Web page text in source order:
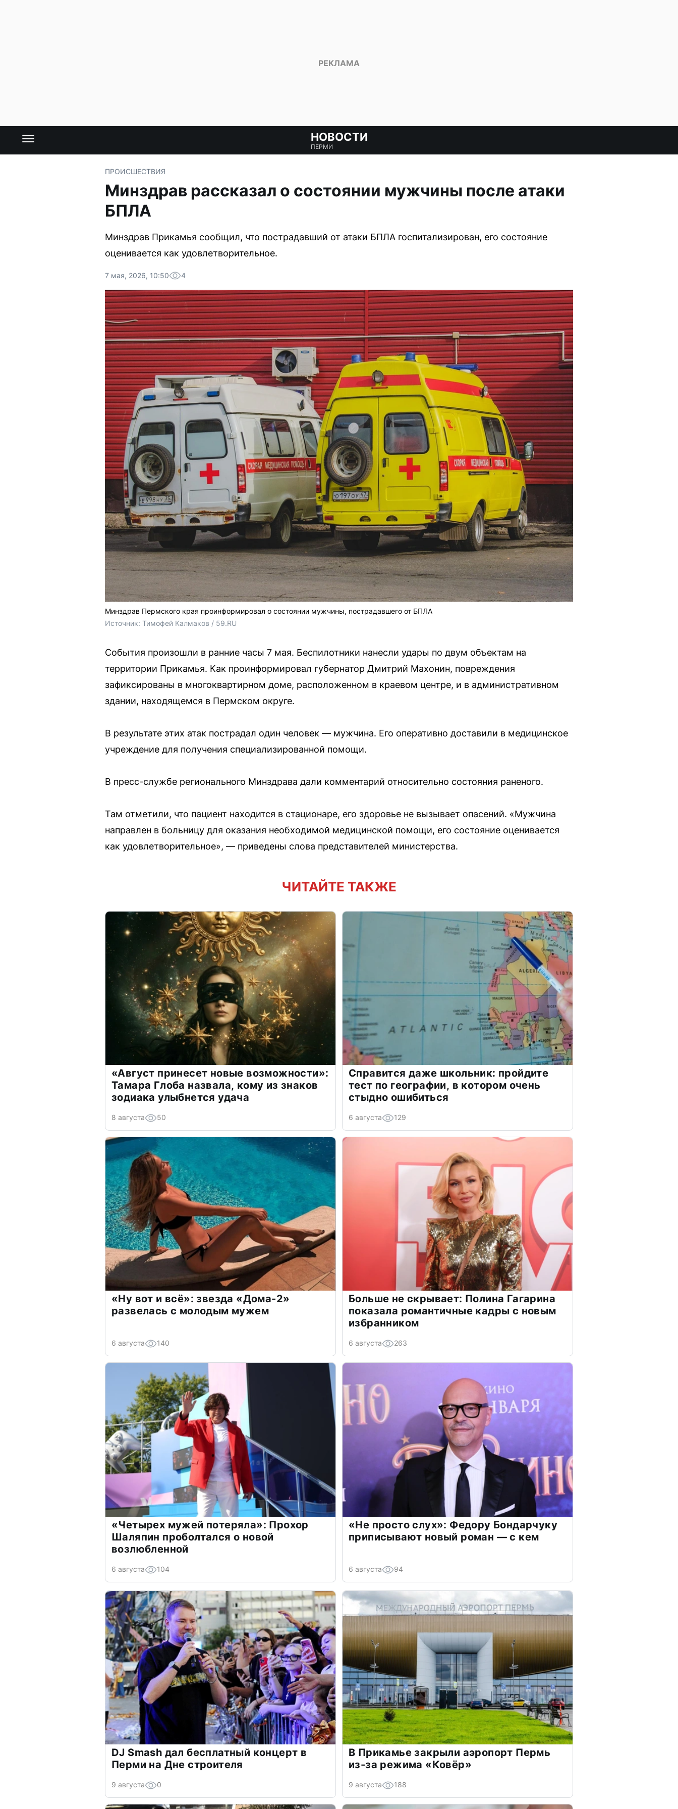
НОВОСТИ
ПЕРМИ
ПРОИСШЕСТВИЯ
Минздрав рассказал о состоянии мужчины после атаки
БПЛА
Минздрав Прикамья сообщил, что пострадавший от атаки БПЛА госпитализирован, его состояние
оценивается как удовлетворительное.
7 мая, 2026, 10:50 4
Минздрав Пермского края проинформировал о состоянии мужчины, пострадавшего от БПЛА
Источник: Тимофей Калмаков / 59.RU
События произошли в ранние часы 7 мая. Беспилотники нанесли удары по двум объектам на
территории Прикамья. Как проинформировал губернатор Дмитрий Махонин, повреждения
зафиксированы в многоквартирном доме, расположенном в краевом центре, и в административном
здании, находящемся в Пермском округе.
В результате этих атак пострадал один человек — мужчина. Его оперативно доставили в медицинское
учреждение для получения специализированной помощи.
В пресс-службе регионального Минздрава дали комментарий относительно состояния раненого.
Там отметили, что пациент находится в стационаре, его здоровье не вызывает опасений. «Мужчина
направлен в больницу для оказания необходимой медицинской помощи, его состояние оценивается
как удовлетворительное», — приведены слова представителей министерства.
ЧИТАЙТЕ ТАКЖЕ
«Август принесет новые возможности»:
Тамара Глоба назвала, кому из знаков
зодиака улыбнется удача
8 августа 50
Справится даже школьник: пройдите
тест по географии, в котором очень
стыдно ошибиться
6 августа 129
«Ну вот и всё»: звезда «Дома-2»
развелась с молодым мужем
6 августа 140
Больше не скрывает: Полина Гагарина
показала романтичные кадры с новым
избранником
6 августа 263
«Четырех мужей потеряла»: Прохор
Шаляпин проболтался о новой
возлюбленной
6 августа 104
«Не просто слух»: Федору Бондарчуку
приписывают новый роман — с кем
6 августа 94
DJ Smash дал бесплатный концерт в
Перми на Дне строителя
9 августа 0
В Прикамье закрыли аэропорт Пермь
из-за режима «Ковёр»
9 августа 188